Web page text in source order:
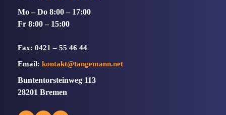
Mo – Do 8:00 – 17:00
Fr 8:00 – 15:00
Fax: 0421 – 55 46 44
Email: kontakt@tangemann.net
Buntentorsteinweg 113
28201 Bremen